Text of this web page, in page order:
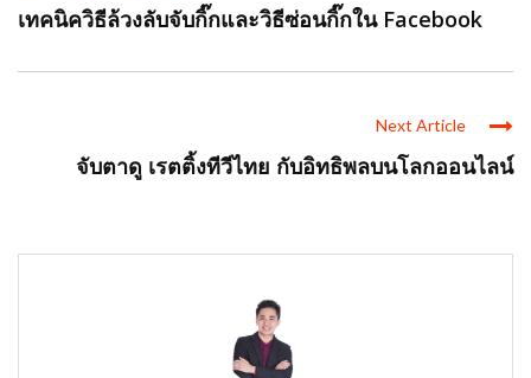
เทคนิควิธีล้วงลับจับกิ๊กและวิธีซ่อนกิ๊กใน Facebook
Next Article
จับตาดู เรตติ้งทีวีไทย กับอิทธิพลบนโลกออนไลน์